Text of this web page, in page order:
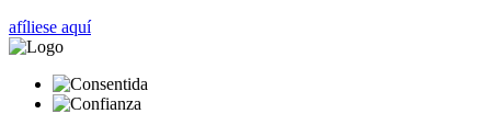
afíliese aquí